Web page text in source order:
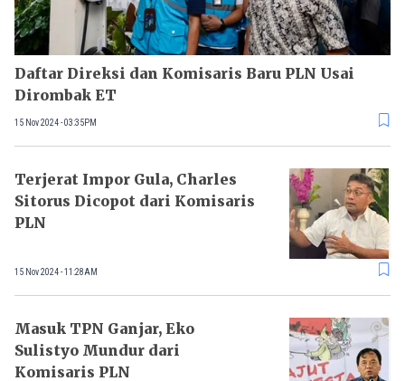
Daftar Direksi dan Komisaris Baru PLN Usai
Dirombak ET
15 Nov 2024 - 03:35PM
Terjerat Impor Gula, Charles
Sitorus Dicopot dari Komisaris
PLN
15 Nov 2024 - 11:28AM
Masuk TPN Ganjar, Eko
Sulistyo Mundur dari
Komisaris PLN